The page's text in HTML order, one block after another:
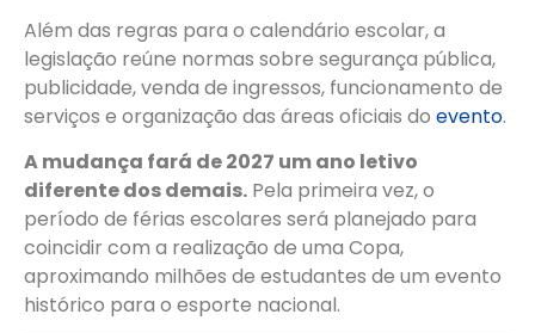
Além das regras para o calendário escolar, a
legislação reúne normas sobre segurança pública,
publicidade, venda de ingressos, funcionamento de
serviços e organização das áreas oficiais do evento.
A mudança fará de 2027 um ano letivo
diferente dos demais. Pela primeira vez, o
período de férias escolares será planejado para
coincidir com a realização de uma Copa,
aproximando milhões de estudantes de um evento
histórico para o esporte nacional.